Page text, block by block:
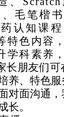
毛笔楷
认知课
特色内容
学科素养
长朋友们可
养、特色
对面沟通
长。